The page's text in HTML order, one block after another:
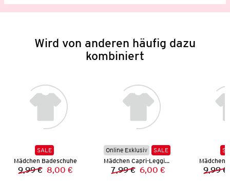
Wird von anderen häufig dazu
kombiniert
SALE
Mädchen Badeschuhe
Vorheriger Preis:
9,99 € Neuer Preis:
8,00 €
Online Exklusiv
SALE
Mädchen Capri-Leggings
Vorheriger Preis:
7,99 € Neuer Preis:
6,00 €
Mädchen
9,99 €